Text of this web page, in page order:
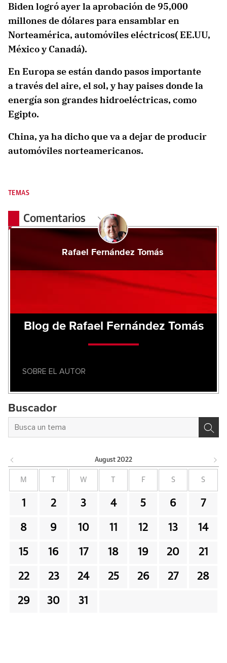
Biden logró ayer la aprobación de 95,000
millones de dólares para ensamblar en
Norteamérica, automóviles eléctricos( EE.UU,
México y Canadá).
En Europa se están dando pasos importante
a través del aire, el sol, y hay paises donde la
energía son grandes hidroeléctricas, como
Egipto.
China, ya ha dicho que va a dejar de producir
automóviles norteamericanos.
TEMAS
Comentarios
Rafael Fernández Tomás
Blog de Rafael Fernández Tomás
SOBRE EL AUTOR
Buscador
August 2022
M W F S S
1 2 3 4 5 6 7
8 9 10 11 12 13 14
15 16 17 18 19 20 21
22 23 24 25 26 27 28
29 30 31